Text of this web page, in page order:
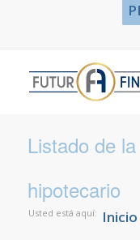
Listado de
hipotecario
Usted está aquí: Inicio